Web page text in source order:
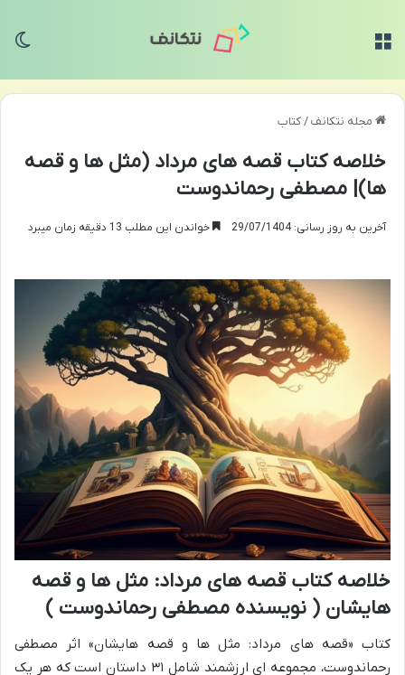
مجله نتکانف/کتاب
خلاصه کتاب قصه های مرداد (مثل ها و قصه
ها)| مصطفی رحماندوست
آخرین به روز رسانی: 29/07/1404 خواندن این مطلب 13 دقیقه زمان میبرد
خلاصه کتاب قصه های مرداد: مثل ها و قصه
هایشان ( نویسنده مصطفی رحماندوست )
کتاب «قصه های مرداد: مثل ها و قصه هایشان» اثر مصطفی
رحماندوست، مجموعه ای ارزشمند شامل ۳۱ داستان است که هر یک